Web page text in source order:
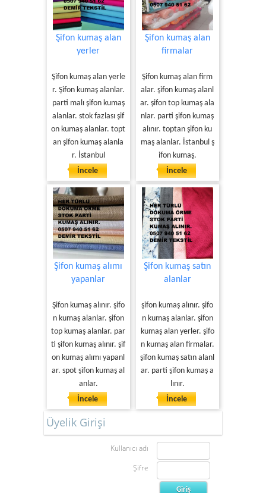
Şifon kumaş alan
yerler
Şifon kumaş alan yerle
r. Şifon kumaş alanlar.
parti malı şifon kumaş
alanlar. stok fazlası şif
on kumaş alanlar. topt
an şifon kumaş alanla
r. İstanbul
İncele
Şifon kumaş alan
firmalar
Şifon kumaş alan firm
alar. şifon kumaş alanl
ar. şifon top kumaş ala
nlar. parti şifon kumaş
alınır. toptan şifon ku
maş alanlar. İstanbul ş
ifon kumaş.
İncele
Şifon kumaş alımı
yapanlar
Şifon kumaş alınır. şifo
n kumaş alanlar. şifon
top kumaş alanlar. par
ti şifon kumaş alınır. şif
on kumaş alımı yapanl
ar. spot şifon kumaş al
anlar.
İncele
Şifon kumaş satın
alanlar
şifon kumaş alınır. şifo
n kumaş alanlar. şifon
kumaş alan yerler. şifo
n kumaş alan firmalar.
şifon kumaş satın alanl
ar. parti şifon kumaş a
lınır.
İncele
Üyelik Girişi
Kullanıcı adı
Şifre